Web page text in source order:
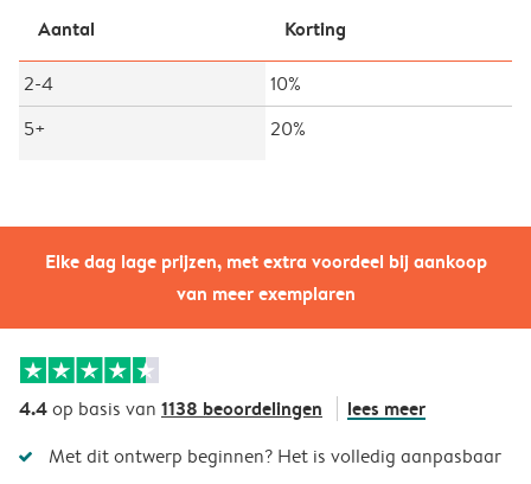
Elke dag lage prijzen, met extra voordeel bij aankoop
van meer exemplaren
Aantal Korting
2-4
10%
5+
20%
4.4op basis van 1138 beoordelingen lees meer
Met dit ontwerp beginnen? Het is volledig aanpasbaar